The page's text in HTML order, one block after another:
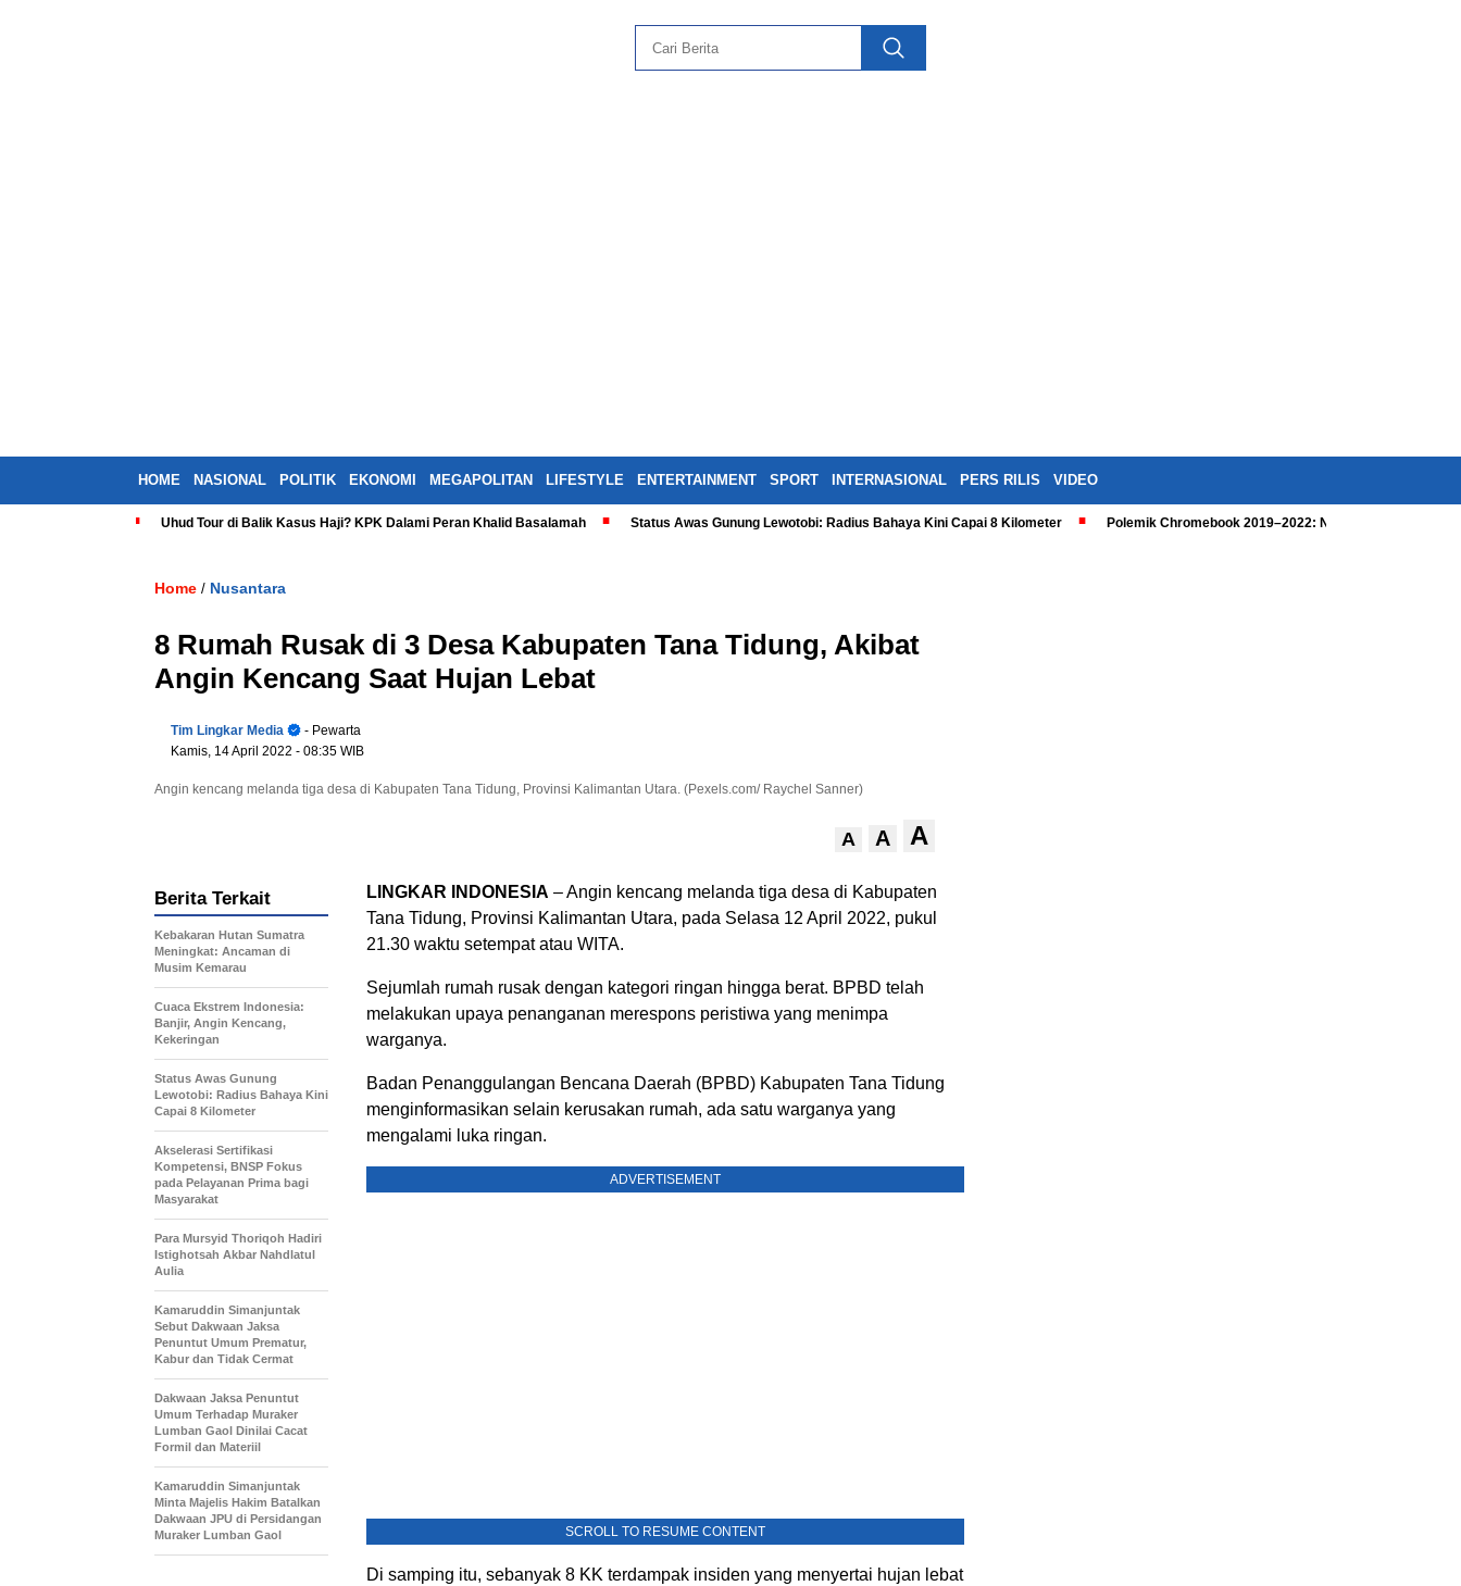
HOME NASIONAL POLITIK EKONOMI MEGAPOLITAN LIFESTYLE ENTERTAINMENT SPORT INTERNASIONAL PERS RILIS VIDEO
Uhud Tour di Balik Kasus Haji? KPK Dalami Peran Khalid Basalamah Status Awas Gunung Lewotobi: Radius Bahaya Kini Capai 8 Kilometer Polemik Chromebook 2019–2022: Nadiem Dipanggil,
Home / Nusantara
8 Rumah Rusak di 3 Desa Kabupaten Tana Tidung, Akibat
Angin Kencang Saat Hujan Lebat
Tim Lingkar Media
- Pewarta
Kamis, 14 April 2022 - 08:35 WIB
Angin kencang melanda tiga desa di Kabupaten Tana Tidung, Provinsi Kalimantan Utara. (Pexels.com/ Raychel Sanner)
A A A
LINGKAR INDONESIA – Angin kencang melanda tiga desa di Kabupaten
Tana Tidung, Provinsi Kalimantan Utara, pada Selasa 12 April 2022, pukul
21.30 waktu setempat atau WITA.
Sejumlah rumah rusak dengan kategori ringan hingga berat. BPBD telah
melakukan upaya penanganan merespons peristiwa yang menimpa
warganya.
Badan Penanggulangan Bencana Daerah (BPBD) Kabupaten Tana Tidung
menginformasikan selain kerusakan rumah, ada satu warganya yang
mengalami luka ringan.
ADVERTISEMENT
SCROLL TO RESUME CONTENT
Di samping itu, sebanyak 8 KK terdampak insiden yang menyertai hujan lebat
Berita Terkait
Kebakaran Hutan Sumatra
Meningkat: Ancaman di
Musim Kemarau
Cuaca Ekstrem Indonesia:
Banjir, Angin Kencang,
Kekeringan
Status Awas Gunung
Lewotobi: Radius Bahaya Kini
Capai 8 Kilometer
Akselerasi Sertifikasi
Kompetensi, BNSP Fokus
pada Pelayanan Prima bagi
Masyarakat
Para Mursyid Thoriqoh Hadiri
Istighotsah Akbar Nahdlatul
Aulia
Kamaruddin Simanjuntak
Sebut Dakwaan Jaksa
Penuntut Umum Prematur,
Kabur dan Tidak Cermat
Dakwaan Jaksa Penuntut
Umum Terhadap Muraker
Lumban Gaol Dinilai Cacat
Formil dan Materiil
Kamaruddin Simanjuntak
Minta Majelis Hakim Batalkan
Dakwaan JPU di Persidangan
Muraker Lumban Gaol